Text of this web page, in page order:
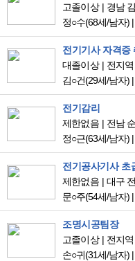
고졸이상
경남
정○수(68세/남자) |
대졸이상
전지역
김○건(29세/남자) |
전기감리
제한없음
전남
정○근(63세/남자) |
전기공사기사 초
제한없음
대구
문○주(54세/남자) |
조명시공팀장
고졸이상
전지역
손○귀(31세/남자) |